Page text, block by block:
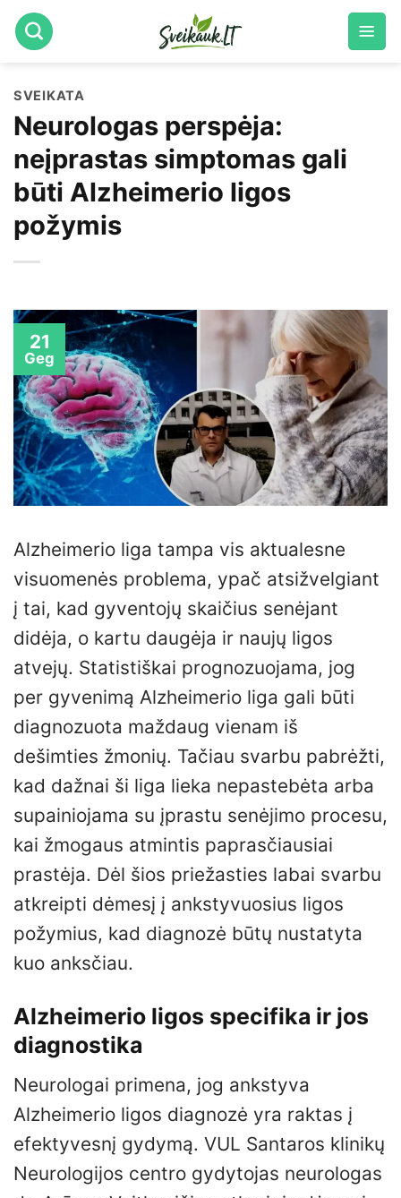
Skip
to
SVEIKATA
Neurologas perspėja:
neįprastas simptomas gali
būti Alzheimerio ligos
požymis
21
Geg
Alzheimerio liga tampa vis aktualesne
visuomenės problema, ypač atsižvelgiant
į tai, kad gyventojų skaičius senėjant
didėja, o kartu daugėja ir naujų ligos
atvejų. Statistiškai prognozuojama, jog
per gyvenimą Alzheimerio liga gali būti
diagnozuota maždaug vienam iš
dešimties žmonių. Tačiau svarbu pabrėžti,
kad dažnai ši liga lieka nepastebėta arba
supainiojama su įprastu senėjimo procesu,
kai žmogaus atmintis paprasčiausiai
prastėja. Dėl šios priežasties labai svarbu
atkreipti dėmesį į ankstyvuosius ligos
požymius, kad diagnozė būtų nustatyta
kuo anksčiau.
Alzheimerio ligos specifika ir jos
diagnostika
Neurologai primena, jog ankstyva
Alzheimerio ligos diagnozė yra raktas į
efektyvesnį gydymą. VUL Santaros klinikų
Neurologijos centro gydytojas neurologas